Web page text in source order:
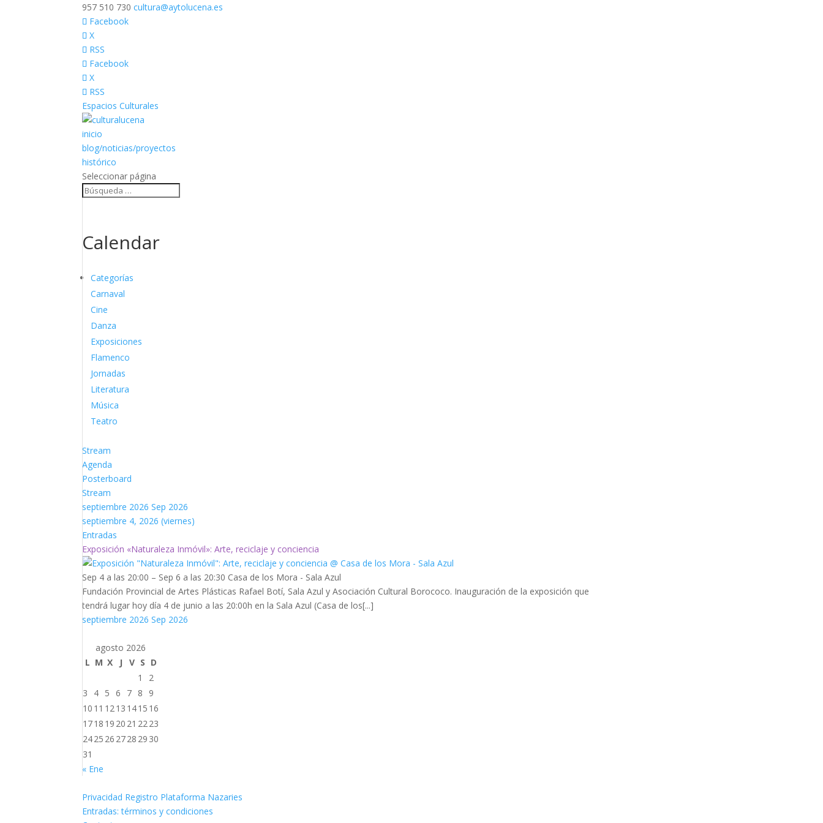
957 510 730 cultura@aytolucena.es
Facebook
X
RSS
Facebook
X
RSS
Espacios Culturales
inicio
blog/noticias/proyectos
histórico
Seleccionar página
Calendar
Categorías
Carnaval
Cine
Danza
Exposiciones
Flamenco
Jornadas
Literatura
Música
Teatro
Stream
Agenda
Posterboard
Stream
septiembre 2026 Sep 2026
septiembre 4, 2026 (viernes)
Entradas
Exposición «Naturaleza Inmóvil»: Arte, reciclaje y conciencia
Sep 4 a las 20:00 – Sep 6 a las 20:30 Casa de los Mora - Sala Azul
Fundación Provincial de Artes Plásticas Rafael Botí, Sala Azul y Asociación Cultural Borococo. Inauguración de la exposición que
tendrá lugar hoy día 4 de junio a las 20:00h en la Sala Azul (Casa de los[...]
septiembre 2026 Sep 2026
agosto 2026
L M X J V S D
1
2
3
4 5 6 7 8
9
10 11 1213 1415 16
1718 19 20 21 2223
2425 26 2728 29 30
31
« Ene
Privacidad Registro Plataforma Nazaries
Entradas: términos y condiciones